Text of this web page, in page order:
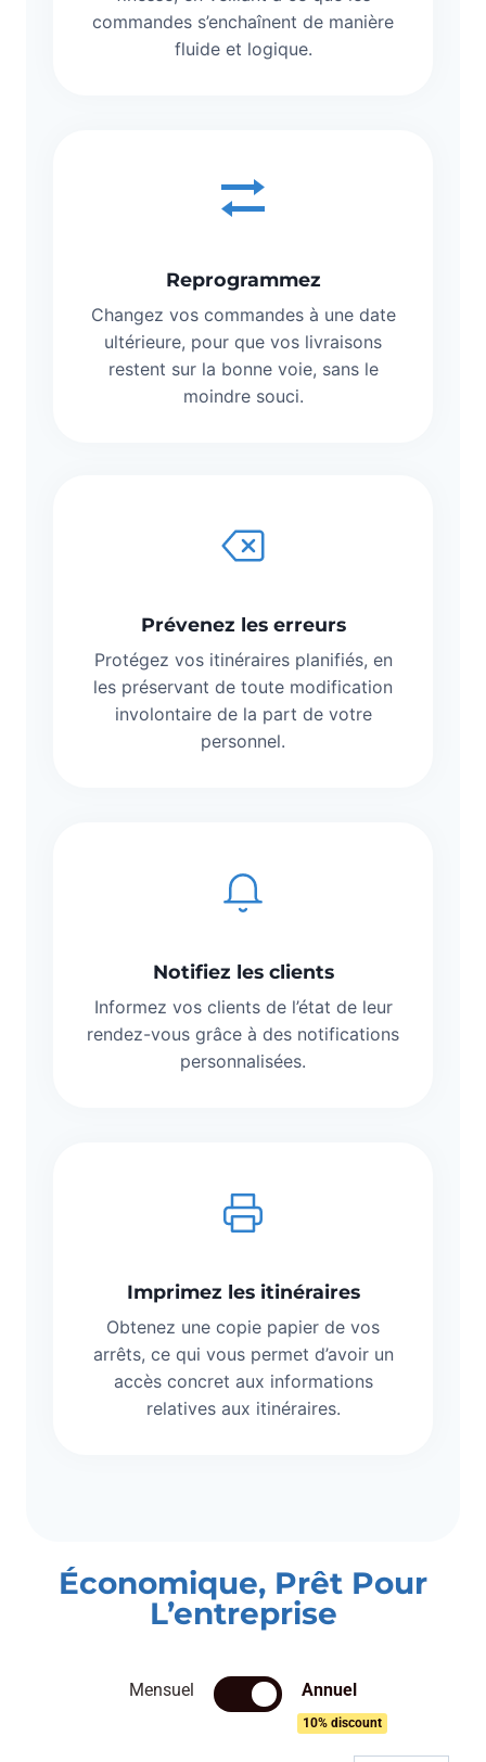
commandes s’enchaînent de manière
fluide et logique.
Reprogrammez
Changez vos commandes à une date
ultérieure, pour que vos livraisons
restent sur la bonne voie, sans le
moindre souci.
Prévenez les erreurs
Protégez vos itinéraires planifiés, en
les préservant de toute modification
involontaire de la part de votre
personnel.
Notifiez les clients
Informez vos clients de l’état de leur
rendez-vous grâce à des notifications
personnalisées.
Imprimez les itinéraires
Obtenez une copie papier de vos
arrêts, ce qui vous permet d’avoir un
accès concret aux informations
relatives aux itinéraires.
Économique, Prêt Pour
L’entreprise
Mensuel Annuel
10% discount